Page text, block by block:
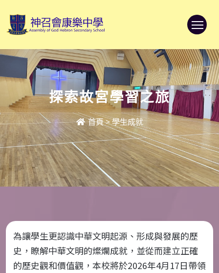
探索故宮學習之旅
首頁>學生成就
為讓學生更認識中華文明起源、形成與發展的歷
史，瞭解中華文明的燦爛成就，並從而建立正確
的歷史觀和價值觀，本校將於2026年4月17日帶領